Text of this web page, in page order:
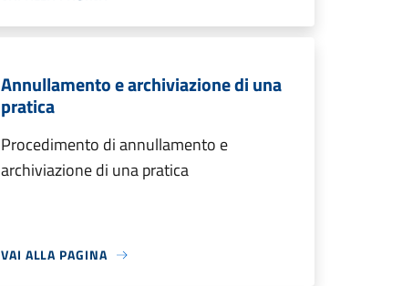
Annullamento e archiviazione di una
pratica
Procedimento di annullamento e
archiviazione di una pratica
VAI ALLA PAGINA